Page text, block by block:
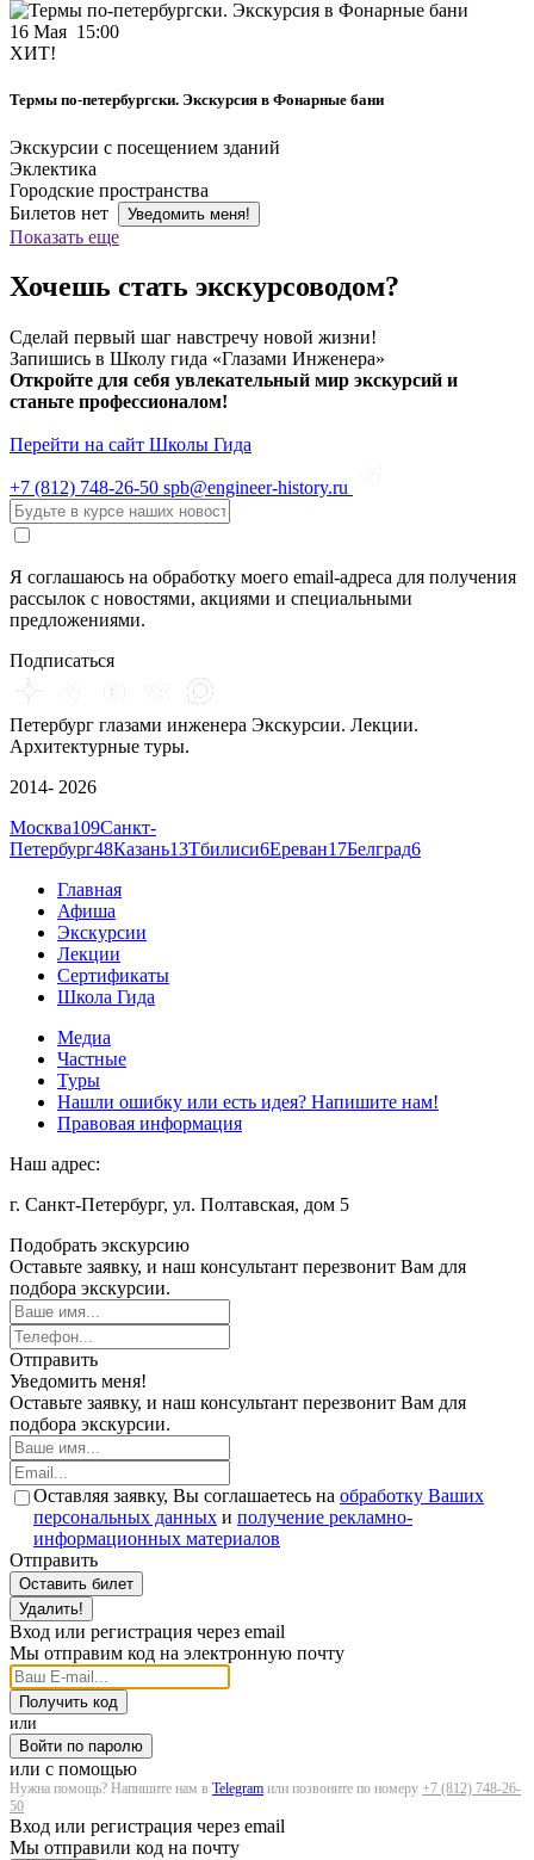
16 Мая 15:00
ХИТ!
Термы по-петербургски. Экскурсия в Фонарные бани
Экскурсии с посещением зданий
Эклектика
Городские пространства
Билетов нет
Уведомить меня!
Показать еще
Хочешь стать экскурсоводом?
Сделай первый шаг навстречу новой жизни!
Запишись в Школу гида «Глазами Инженера»
Откройте для себя увлекательный мир экскурсий и
станьте профессионалом!
Перейти на сайт Школы Гида
+7 (812) 748-26-50 spb@engineer-history.ru
Я соглашаюсь на обработку моего email-адреса для получения
рассылок с новостями, акциями и специальными
предложениями.
Подписаться
Петербург глазами инженера Экскурсии. Лекции.
Архитектурные туры.
2014- 2026
Москва109Санкт-
Петербург48Казань13Тбилиси6Ереван17Белград6
Главная
Афиша
Экскурсии
Лекции
Сертификаты
Школа Гида
Медиа
Частные
Туры
Нашли ошибку или есть идея? Напишите нам!
Правовая информация
Наш адрес:
г. Санкт-Петербург, ул. Полтавская, дом 5
Подобрать экскурсию
Оставьте заявку, и наш консультант перезвонит Вам для
подбора экскурсии.
Отправить
Уведомить меня!
Оставьте заявку, и наш консультант перезвонит Вам для
подбора экскурсии.
Оставляя заявку, Вы соглашаетесь на обработку Ваших
персональных данных и получение рекламно-
информационных материалов
Отправить
Оставить билет
Удалить!
Вход или регистрация через email
Мы отправим код на электронную почту
Получить код
или
Войти по паролю
или с помощью
Нужна помощь? Напишите нам в Telegram или позвоните по номеру +7 (812) 748-26-
50
Вход или регистрация через email
Мы отправили код на почту